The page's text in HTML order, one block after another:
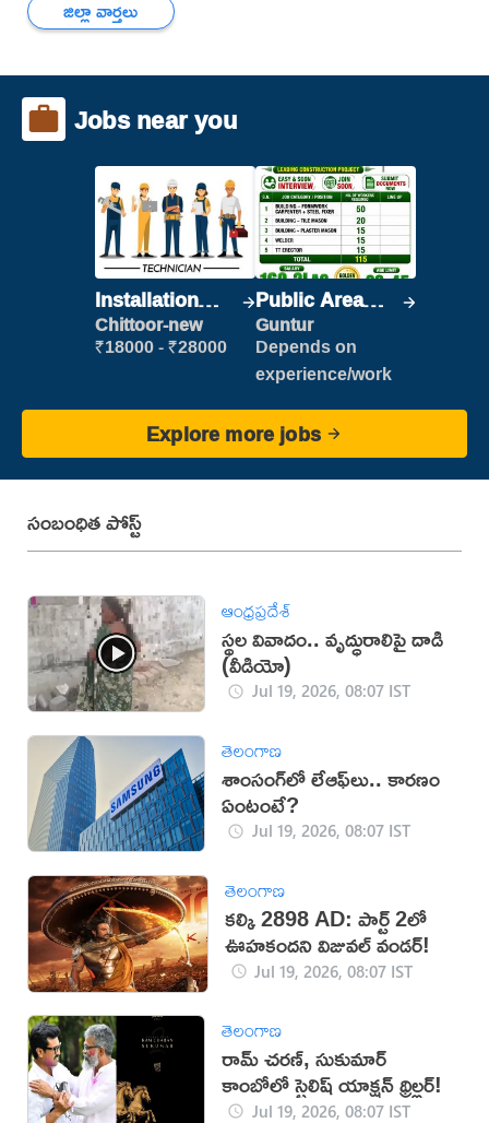
జిల్లా వార్తలు
Jobs near you
Installation
Engineer/
Helper
Chittoor-new
₹18000 - ₹28000
Public Area
Cleaner
Guntur
Depends on
experience/work
Explore more jobs
సంబంధిత పోస్ట్
ఆంధ్రప్రదేశ్
స్థల వివాదం.. వృద్ధురాలిపై దాడి
(వీడియో)
Jul 19, 2026, 08:07 IST
తెలంగాణ
శాంసంగ్‌లో లేఆఫ్‌లు.. కారణం
ఏంటంటే?
Jul 19, 2026, 08:07 IST
తెలంగాణ
కల్కి 2898 AD: పార్ట్ 2లో
ఊహకందని విజువల్ వండర్!
Jul 19, 2026, 08:07 IST
తెలంగాణ
రామ్ చరణ్, సుకుమార్
కాంబోలో స్టైలిష్ యాక్షన్ థ్రిల్లర్!
Jul 19, 2026, 08:07 IST